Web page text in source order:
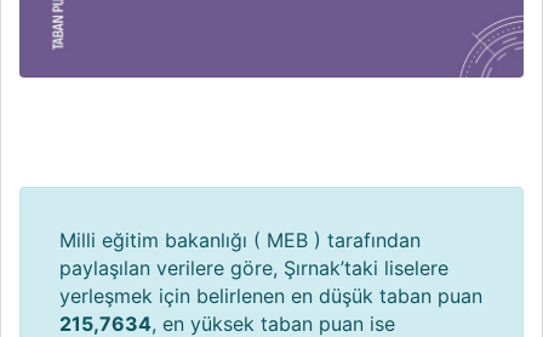
Milli eğitim bakanlığı ( MEB ) tarafından
paylaşılan verilere göre, Şırnak’taki liselere
yerleşmek için belirlenen en düşük taban puan
215,7634, en yüksek taban puan ise